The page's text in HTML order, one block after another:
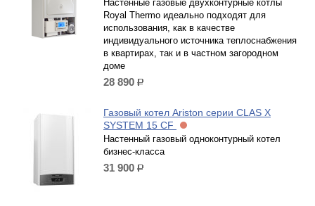
Настенные газовые двухконтурные котлы
Royal Thermo идеально подходят для
использования, как в качестве
индивидуального источника теплоснабжения
в квартирах, так и в частном загородном
доме
28 890 р.
Газовый котел Ariston серии CLAS X
SYSTEM 15 CF
Настенный газовый одноконтурный котел
бизнес-класса
31 900 р.